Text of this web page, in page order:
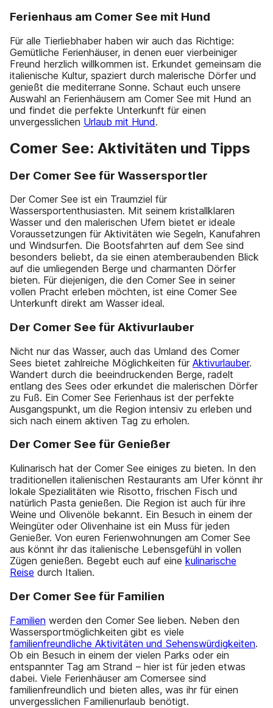
Ferienhaus am Comer See mit Hund
Für alle Tierliebhaber haben wir auch das Richtige:
Gemütliche Ferienhäuser, in denen euer vierbeiniger
Freund herzlich willkommen ist. Erkundet gemeinsam die
italienische Kultur, spaziert durch malerische Dörfer und
genießt die mediterrane Sonne. Schaut euch unsere
Auswahl an Ferienhäusern am Comer See mit Hund an
und findet die perfekte Unterkunft für einen
unvergesslichen Urlaub mit Hund.
Comer See: Aktivitäten und Tipps
Der Comer See für Wassersportler
Der Comer See ist ein Traumziel für
Wassersportenthusiasten. Mit seinem kristallklaren
Wasser und den malerischen Ufern bietet er ideale
Voraussetzungen für Aktivitäten wie Segeln, Kanufahren
und Windsurfen. Die Bootsfahrten auf dem See sind
besonders beliebt, da sie einen atemberaubenden Blick
auf die umliegenden Berge und charmanten Dörfer
bieten. Für diejenigen, die den Comer See in seiner
vollen Pracht erleben möchten, ist eine Comer See
Unterkunft direkt am Wasser ideal.
Der Comer See für Aktivurlauber
Nicht nur das Wasser, auch das Umland des Comer
Sees bietet zahlreiche Möglichkeiten für Aktivurlauber.
Wandert durch die beeindruckenden Berge, radelt
entlang des Sees oder erkundet die malerischen Dörfer
zu Fuß. Ein Comer See Ferienhaus ist der perfekte
Ausgangspunkt, um die Region intensiv zu erleben und
sich nach einem aktiven Tag zu erholen.
Der Comer See für Genießer
Kulinarisch hat der Comer See einiges zu bieten. In den
traditionellen italienischen Restaurants am Ufer könnt ihr
lokale Spezialitäten wie Risotto, frischen Fisch und
natürlich Pasta genießen. Die Region ist auch für ihre
Weine und Olivenöle bekannt. Ein Besuch in einem der
Weingüter oder Olivenhaine ist ein Muss für jeden
Genießer. Von euren Ferienwohnungen am Comer See
aus könnt ihr das italienische Lebensgefühl in vollen
Zügen genießen. Begebt euch auf eine kulinarische
Reise durch Italien.
Der Comer See für Familien
Familien werden den Comer See lieben. Neben den
Wassersportmöglichkeiten gibt es viele
familienfreundliche Aktivitäten und Sehenswürdigkeiten.
Ob ein Besuch in einem der vielen Parks oder ein
entspannter Tag am Strand – hier ist für jeden etwas
dabei. Viele Ferienhäuser am Comersee sind
familienfreundlich und bieten alles, was ihr für einen
unvergesslichen Familienurlaub benötigt.